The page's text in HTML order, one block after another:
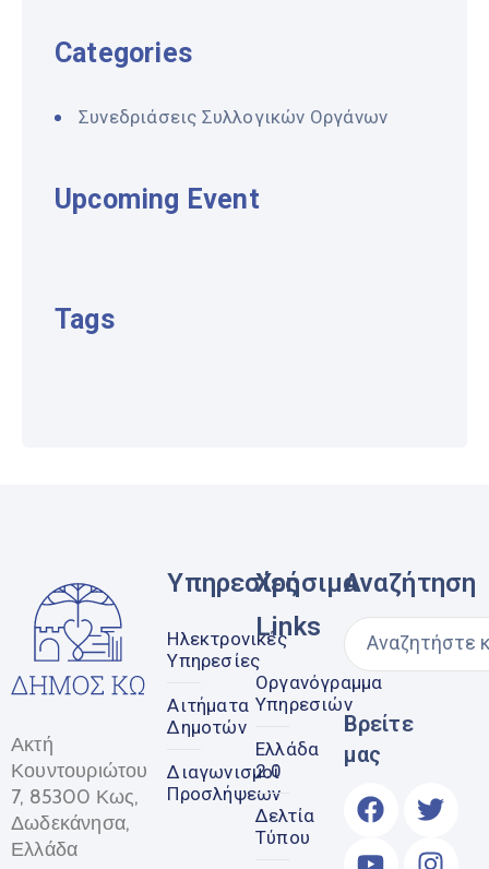
Categories
Συνεδριάσεις Συλλογικών Οργάνων
Upcoming Event
Tags
Ακτή
Κουντουριώτου
7, 85300 Κως,
Δωδεκάνησα,
Ελλάδα
Υπηρεσίες
Ηλεκτρονικές
Υπηρεσίες
Αιτήματα
Δημοτών
Διαγωνισμοί
Προσλήψεων
Χρήσιμα
Links
Οργανόγραμμα
Υπηρεσιών
Ελλάδα
2.0
Δελτία
Τύπου
Αναζήτηση
Βρείτε
μας